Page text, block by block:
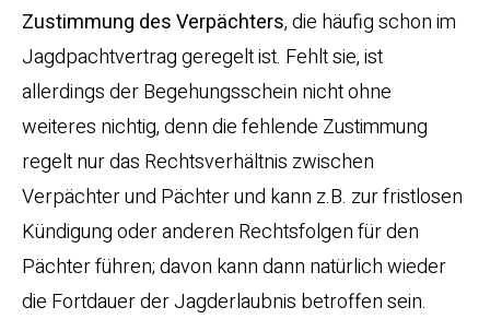
Zustimmung des Verpächters, die häufig schon im
Jagdpachtvertrag geregelt ist. Fehlt sie, ist
allerdings der Begehungsschein nicht ohne
weiteres nichtig, denn die fehlende Zustimmung
regelt nur das Rechtsverhältnis zwischen
Verpächter und Pächter und kann z.B. zur fristlosen
Kündigung oder anderen Rechtsfolgen für den
Pächter führen; davon kann dann natürlich wieder
die Fortdauer der Jagderlaubnis betroffen sein.